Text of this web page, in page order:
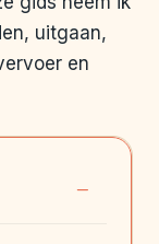
uitgaan,
en